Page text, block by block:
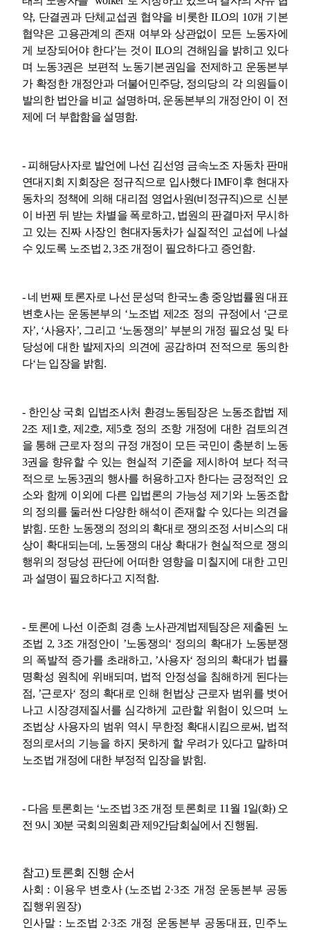
약, 단결권과 단체교섭권 협약을 비롯한ILO의 10개 기본
협약은 고용관계의 존재 여부와 상관없이 모든 노동자에
게 보장되어야 한다’는 것이 ILO의 견해임을 밝히고 있다
며 노동3권은 보편적 노동기본권임을 전제하고 운동본부
가 확정한 개정안과 더불어민주당, 정의당의 각 의원들이
발의한 법안을 비교 설명하며, 운동본부의 개정안이 이 전
제에 더 부합함을 설명함.
- 피해당사자로 발언에 나선 김선영 금속노조 자동차 판매
연대지회 지회장은 정규직으로 입사했다IMF이후 현대자
동차의 정책에 의해 대리점 영업사원(비정규직)으로 신분
이 바뀐 뒤 받는 차별을 폭로하고, 법원의 판결마저 무시하
고 있는 진짜 사장인 현대자동차가 실질적인 교섭에 나설
수 있도록 노조법 2, 3조 개정이 필요하다고 증언함.
- 네 번째 토론자로 나선 문성덕 한국노총 중앙법률원 대표
변호사는 운동본부의 ‘노조법 제 2조 정의 규정에서 ‘근로
자’, ‘사용자’, 그리고 ‘노동쟁의 ’ 부분의 개정 필요성 및 타
당성에 대한 발제자의 의견에 공감하며 전적으로 동의한
다‘는 입장을 밝힘.
- 한인상 국회 입법조사처 환경노동팀장은 노동조합법 제
2조 제 1 호,제 2호, 제 5호 정의 조항 개정에 대한 검토의견
을 통해 근로자 정의 규정 개정이 모든 국민이 충분히 노동
3권을 향유할 수 있는 현실적 기준을 제시하여 보다 적극
적으로 노동3권의 행사를 허용하고자 한다는 긍정적인 요
소와 함께 이외에 다른 입법론의 가능성 제기와 노동조합
의 정의를 둘러싼 다양한 해석이 존재할 수 있다는 의견을
밝힘. 또한 노동쟁의 정의의 확대로 쟁의조정 서비스의 대
상이 확대되는데 , 노동쟁의 대상 확대가 현실적으로 쟁의
행위의 정당성 판단에 어떠한 영향을 미칠지에 대한 고민
과 설명이 필요하다고 지적함.
- 토론에 나선 이준희 경총 노사관계법제팀장은 제출된 노
조법 2, 3조 개정안이 ’노동쟁의 ‘ 정의의 확대가 노동분쟁
의 폭발적 증가를 초래하고, ’사용자‘ 정의의 확대가 법률
명확성 원칙에 위배되며 , 법적 안정성을 침해하게 된다는
점, ’근로자‘ 정의 확대로 인해 헌법상 근로자 범위를 벗어
나고 시장경제질서를 심각하게 교란할 위험이 있으며 노
조법상 사용자의 범위 역시 무한정 확대시킴으로써, 법적
정의로서의 기능을 하지 못하게 할 우려가 있다고 말하며
노조법 개정에 대한 부정적 입장을 밝힘.
- 다음 토론회는 ‘노조법3조 개정 토론회로 11 월 1일(화) 오
전 9시 30분 국회의원회관 제 9간담회실에서 진행됨.
참고) 토론회 진행 순서
사회 : 이용우 변호사 (노조법 2·3조 개정 운동본부 공동
집행위원장)
인사말 : 노조법 2·3조 개정 운동본부 공동대표, 민주노